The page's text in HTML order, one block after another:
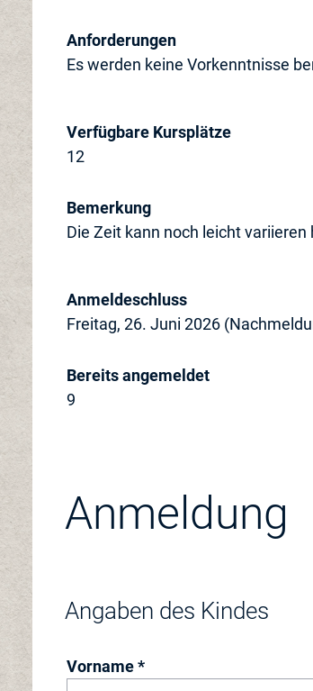
Anforderungen
Es werden keine Vorkenntnisse
Verfügbare Kursplätze
12
Bemerkung
Die Zeit kann noch leicht
Anmeldeschluss
Freitag, 26. Juni 2026
Bereits angemeldet
9
Anmeldung
Angaben des Kindes
Vorname *